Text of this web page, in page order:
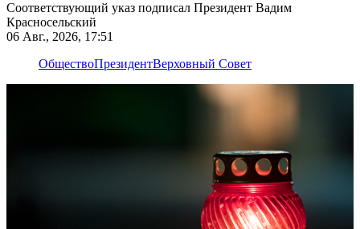
Соответствующий указ подписал Президент Вадим
Красносельский
06 Авг., 2026, 17:51
ОбществоПрезидентВерховный Совет